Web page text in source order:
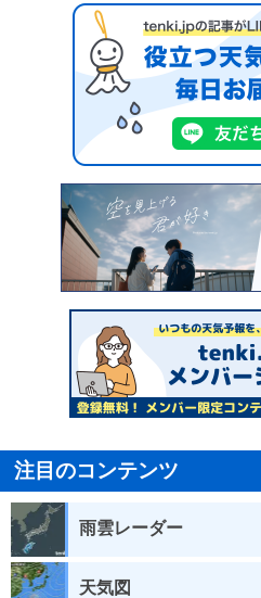
注目のコンテンツ
雨雲レーダー
天気図